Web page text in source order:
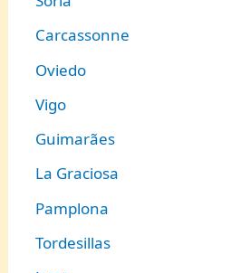
Carcassonne
Oviedo
Vigo
Guimarães
La Graciosa
Pamplona
Tordesillas